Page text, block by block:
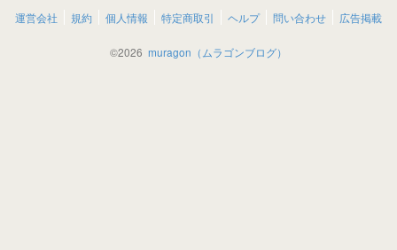
運営会社 規約 個人情報 特定商取引 ヘルプ 問い合わせ 広告掲載
©2026 muragon（ムラゴンブログ）